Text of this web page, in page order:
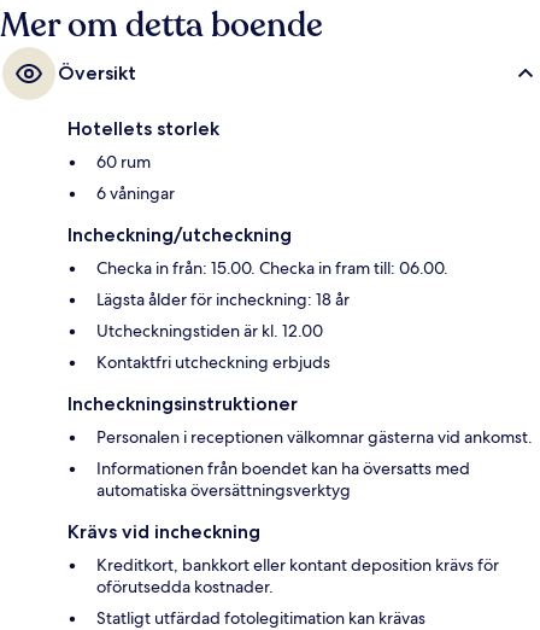
Mer om detta boende
Översikt
Hotellets storlek
60 rum
6 våningar
Incheckning/utcheckning
Checka in från: 15.00. Checka in fram till: 06.00.
Lägsta ålder för incheckning: 18 år
Utcheckningstiden är kl. 12.00
Kontaktfri utcheckning erbjuds
Incheckningsinstruktioner
Personalen i receptionen välkomnar gästerna vid ankomst.
Informationen från boendet kan ha översatts med
automatiska översättningsverktyg
Krävs vid incheckning
Kreditkort, bankkort eller kontant deposition krävs för
oförutsedda kostnader.
Statligt utfärdad fotolegitimation kan krävas